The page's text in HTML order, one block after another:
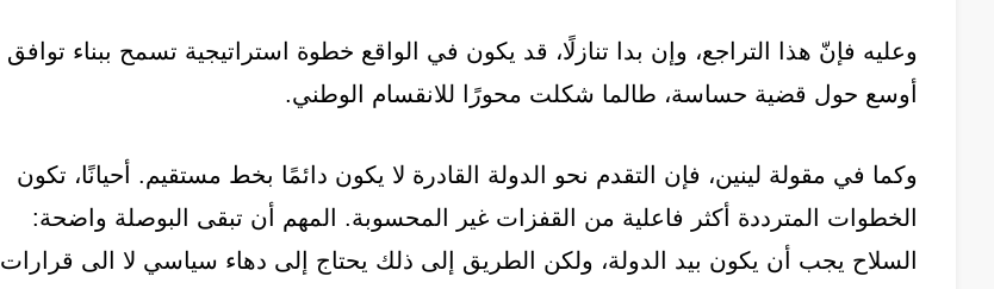
وعليه فإنّ هذا التراجع، وإن بدا تنازلًا، قد يكون في الواقع خطوة استراتيجية تسمح ببناء توافق
أوسع حول قضية حساسة، طالما شكلت محورًا للانقسام الوطني.
وكما في مقولة لينين، فإن التقدم نحو الدولة القادرة لا يكون دائمًا بخط مستقيم. أحيانًا، تكون
الخطوات المترددة أكثر فاعلية من القفزات غير المحسوبة. المهم أن تبقى البوصلة واضحة:
السلاح يجب أن يكون بيد الدولة، ولكن الطريق إلى ذلك يحتاج إلى دهاء سياسي لا الى قرارات